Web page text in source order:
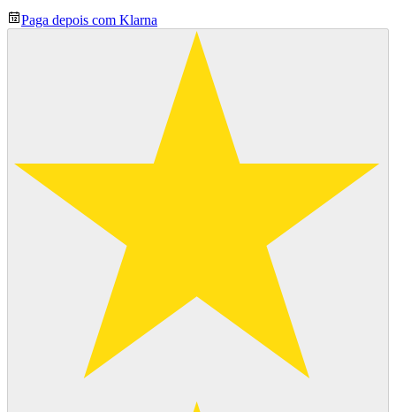
Paga depois com Klarna